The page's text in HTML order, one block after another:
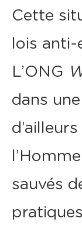
Cette
lois
L’ONG
dans
sauvés